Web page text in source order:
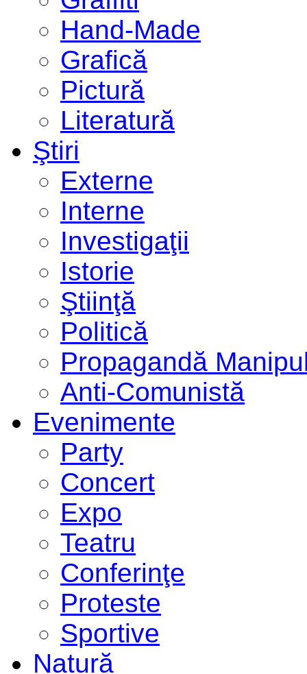
Hand-Made
Grafică
Pictură
Literatură
Ştiri
Externe
Interne
Investigaţii
Istorie
Ştiinţă
Politică
Propagandă
Anti-Comunistă
Evenimente
Party
Concert
Expo
Teatru
Conferinţe
Proteste
Sportive
Natură